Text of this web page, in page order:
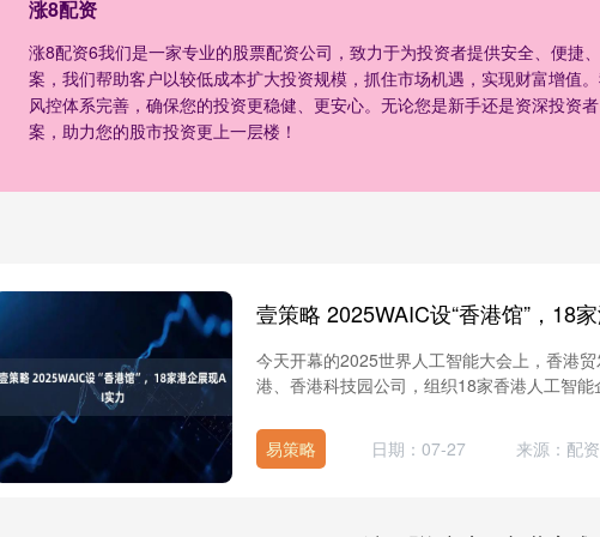
涨8配资
涨8配资6我们是一家专业的股票配资公司，致力于为投资者提供安全、便捷
案，我们帮助客户以较低成本扩大投资规模，抓住市场机遇，实现财富增值
风控体系完善，确保您的投资更稳健、更安心。无论您是新手还是资深投资
案，助力您的股市投资更上一层楼！
壹策略 2025WAIC设“香港馆”，18
今天开幕的2025世界人工智能大会上，香港
港、香港科技园公司，组织18家香港人工智
易策略 日期：07-27 来源：配